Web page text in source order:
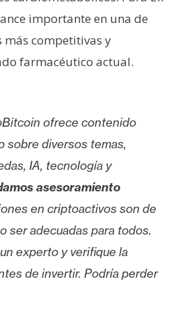
importante en una de
más competitivas y
farmacéutico actual.
ofrece contenido
sobre diversos temas,
IA, tecnología y
asesoramiento
en criptoactivos son de
ser adecuadas para todos.
experto y verifique la
de invertir. Podría perder